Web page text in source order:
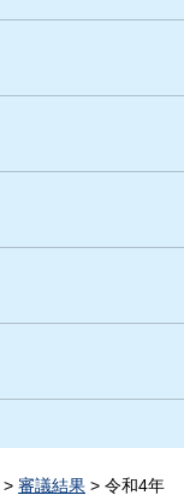
> 審議結果 > 令和4年